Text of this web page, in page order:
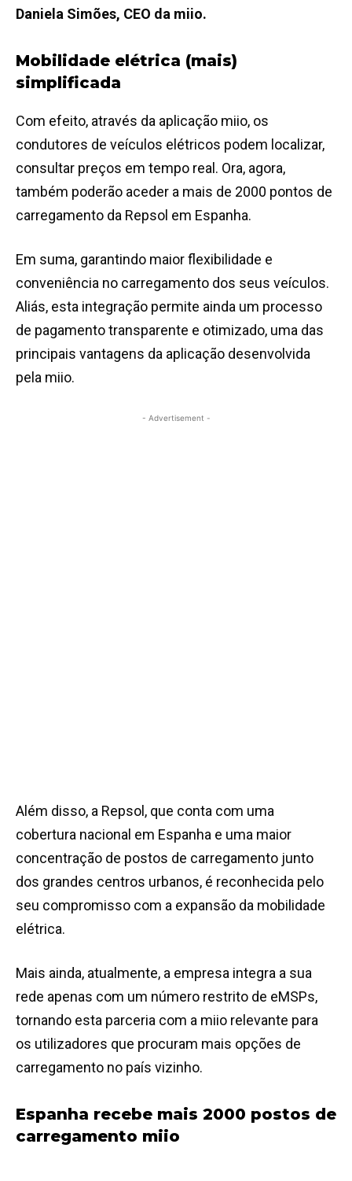
Daniela Simões, CEO da miio.
Mobilidade elétrica (mais)
simplificada
Com efeito, através da aplicação miio, os
condutores de veículos elétricos podem localizar,
consultar preços em tempo real. Ora, agora,
também poderão aceder a mais de 2000 pontos de
carregamento da Repsol em Espanha.
Em suma, garantindo maior flexibilidade e
conveniência no carregamento dos seus veículos.
Aliás, esta integração permite ainda um processo
de pagamento transparente e otimizado, uma das
principais vantagens da aplicação desenvolvida
pela miio.
- Advertisement -
Além disso, a Repsol, que conta com uma
cobertura nacional em Espanha e uma maior
concentração de postos de carregamento junto
dos grandes centros urbanos, é reconhecida pelo
seu compromisso com a expansão da mobilidade
elétrica.
Mais ainda, atualmente, a empresa integra a sua
rede apenas com um número restrito de eMSPs,
tornando esta parceria com a miio relevante para
os utilizadores que procuram mais opções de
carregamento no país vizinho.
Espanha recebe mais 2000 postos de
carregamento miio